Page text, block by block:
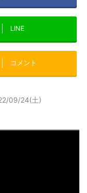
LINE
コメント
09/24(土)